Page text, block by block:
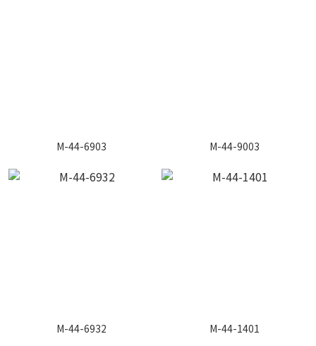
M-44-6903 M-44-9003
M-44-6932 M-44-1401